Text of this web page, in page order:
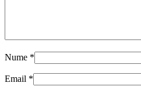
Nume *
Email *